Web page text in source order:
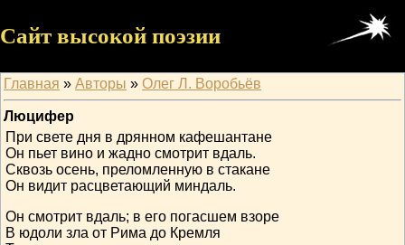
Сайт высокой поэзии
Главная » Авторы » Олег Л. Воробьёв
Люцифер
При свете дня в дрянном кафешантане
Он пьет вино и жадно смотрит вдаль.
Сквозь осень, преломленную в стакане
Он видит расцветающий миндаль.
Он смотрит вдаль; в его погасшем взоре
В юдоли зла от Рима до Кремля